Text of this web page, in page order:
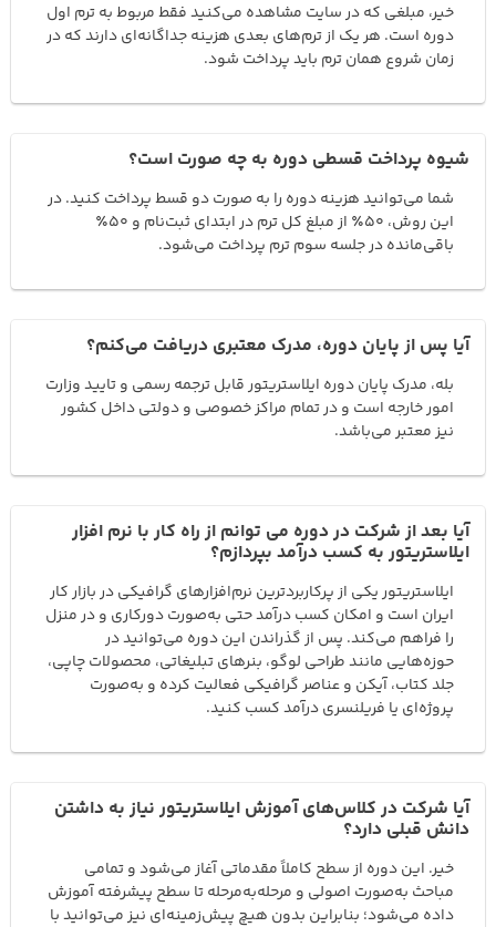
خیر، مبلغی که در سایت مشاهده می‌کنید فقط مربوط به ترم اول
دوره است. هر یک از ترم‌های بعدی هزینه جداگانه‌ای دارند که در
زمان شروع همان ترم باید پرداخت شود.
شیوه پرداخت قسطی دوره به چه صورت است؟
شما می‌توانید هزینه دوره را به صورت دو قسط پرداخت کنید. در
این روش، ۵۰٪ از مبلغ کل ترم در ابتدای ثبت‌نام و ۵۰٪
باقی‌مانده در جلسه سوم ترم پرداخت می‌شود.
آیا پس از پایان دوره، مدرک معتبری دریافت می‌کنم؟
بله، مدرک پایان دوره ایلاستریتور قابل ترجمه رسمی و تایید وزارت
امور خارجه است و در تمام مراکز خصوصی و دولتی داخل کشور
نیز معتبر می‌باشد.
آیا بعد از شرکت در دوره می توانم از راه کار با نرم افزار
ایلاستریتور به کسب درآمد بپردازم؟
ایلاستریتور یکی از پرکاربردترین نرم‌افزارهای گرافیکی در بازار کار
ایران است و امکان کسب درآمد حتی به‌صورت دورکاری و در منزل
را فراهم می‌کند. پس از گذراندن این دوره می‌توانید در
حوزه‌هایی مانند طراحی لوگو، بنرهای تبلیغاتی، محصولات چاپی،
جلد کتاب، آیکن و عناصر گرافیکی فعالیت کرده و به‌صورت
پروژه‌ای یا فریلنسری درآمد کسب کنید.
آیا شرکت در کلاس‌های آموزش ایلاستریتور نیاز به داشتن
دانش قبلی دارد؟
خیر. این دوره از سطح کاملاً مقدماتی آغاز می‌شود و تمامی
مباحث به‌صورت اصولی و مرحله‌به‌مرحله تا سطح پیشرفته آموزش
داده می‌شود؛ بنابراین بدون هیچ پیش‌زمینه‌ای نیز می‌توانید با